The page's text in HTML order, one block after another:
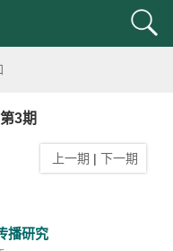
和优秀论文评选结果
通知
启事
3期
上一期 | 下一期
播研究